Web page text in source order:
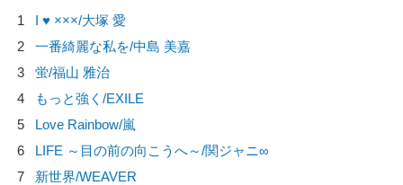
1
I ♥ ×××/大塚 愛
2
一番綺麗な私を/中島 美嘉
3
蛍/福山 雅治
4
もっと強く/EXILE
5
Love Rainbow/嵐
6
LIFE ～目の前の向こうへ～/関ジャニ∞
7
新世界/WEAVER